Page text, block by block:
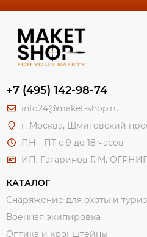
+7 (495) 142-98-74
info24@maket-shop.ru
г. Москва, Шмитовский
ПН - ПТ с 9 до 18 часов
ИП: Гагаринов Г. М.
КАТАЛОГ
Снаряжение для охоты и
Военная экипировка
Оптика и кронштейны